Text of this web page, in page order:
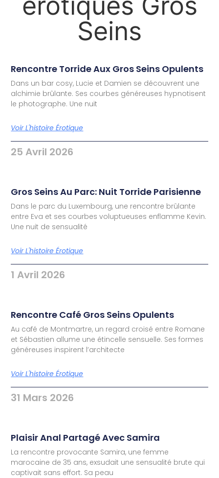
Seins
Rencontre Torride Aux Gros Seins Opulents
Dans un bar cosy, Lucie et Damien se découvrent une
alchimie brûlante. Ses courbes généreuses hypnotisent
le photographe. Une nuit
Voir L'histoire Érotique
25 Avril 2026
Gros Seins Au Parc: Nuit Torride Parisienne
Dans le parc du Luxembourg, une rencontre brûlante
entre Eva et ses courbes voluptueuses enflamme Kevin.
Une nuit de sensualité
Voir L'histoire Érotique
1 Avril 2026
Rencontre Café Gros Seins Opulents
Au café de Montmartre, un regard croisé entre Romane
et Sébastien allume une étincelle sensuelle. Ses formes
généreuses inspirent l’architecte
Voir L'histoire Érotique
31 Mars 2026
Plaisir Anal Partagé Avec Samira
La rencontre provocante Samira, une femme
marocaine de 35 ans, exsudait une sensualité brute qui
captivait sans effort. Sa peau